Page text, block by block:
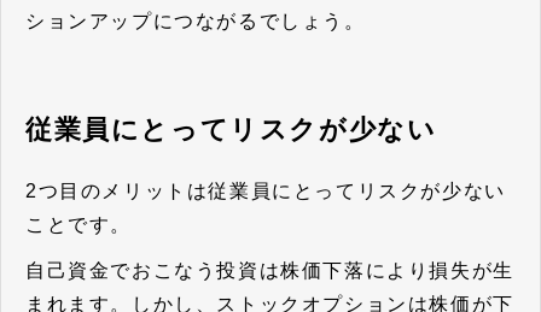
ションアップにつながるでしょう。
従業員にとってリスクが少ない
2つ目のメリットは従業員にとってリスクが少ない
ことです。
自己資金でおこなう投資は株価下落により損失が生
まれます。しかし、ストックオプションは株価が下